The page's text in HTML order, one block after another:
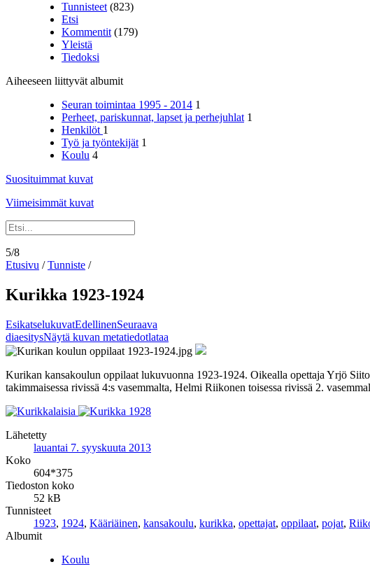
Tunnisteet (823)
Etsi
Kommentit (179)
Yleistä
Tiedoksi
Aiheeseen liittyvät albumit
Seuran toimintaa 1995 - 2014 1
Perheet, pariskunnat, lapset ja perhejuhlat 1
Henkilöt 1
Työ ja työntekijät 1
Koulu 4
Suosituimmat kuvat
Viimeisimmät kuvat
5/8
Etusivu /Tunniste /
Kurikka 1923-1924
EsikatselukuvatEdellinenSeuraava
diaesitysNäytä kuvan metatiedotlataa
Kurikan kansakoulun oppilaat lukuvuonna 1923-1924. Oikealla opettaja Yrjö
takimmaisessa rivissä 4:s vasemmalta, Helmi Riikonen toisessa rivissä 2.
Lähetetty
lauantai 7. syyskuuta 2013
Koko
604*375
Tiedoston koko
52 kB
Tunnisteet
1923, 1924, Kääriäinen, kansakoulu, kurikka, opettajat, oppilaat, pojat,
Albumit
Koulu